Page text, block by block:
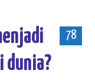
78
dunia?